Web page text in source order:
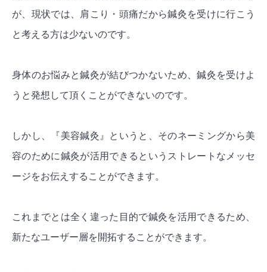
が、現状では、肩こり・頭痛だから鍼灸を受けに行こう
と考える方は少ないのです。
身体のお悩みと鍼灸が結びつかないため、鍼灸を受けよ
うと発想して頂くことができないのです。
しかし、『美容鍼灸』というと、そのネーミングから美
容のために鍼灸が活用できるというストレートなメッセ
ージをお伝えすることができます。
これまでとは全く違った目的で鍼灸を活用できるため、
新たなユーザー層を開拓することができます。